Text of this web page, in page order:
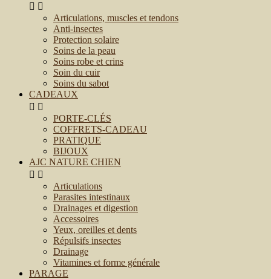
 
Articulations, muscles et tendons
Anti-insectes
Protection solaire
Soins de la peau
Soins robe et crins
Soin du cuir
Soins du sabot
CADEAUX
 
PORTE-CLÉS
COFFRETS-CADEAU
PRATIQUE
BIJOUX
AJC NATURE CHIEN
 
Articulations
Parasites intestinaux
Drainages et digestion
Accessoires
Yeux, oreilles et dents
Répulsifs insectes
Drainage
Vitamines et forme générale
PARAGE